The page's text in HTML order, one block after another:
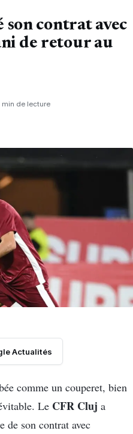
son contrat avec
de retour au
min de lecture
Actualités
comme un couperet, bien
Le CFR Cluj a
de son contrat avec